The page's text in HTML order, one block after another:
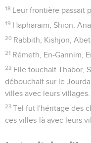
18 Leur frontière passait
19 Hapharaïm, Shion,
20 Rabbith, Kishjon,
21 Rémeth, En-Gannim,
22 Elle touchait Thabor,
débouchait sur le
villes avec leurs villages.
23 Tel fut l'héritage des
ces villes-là avec leurs